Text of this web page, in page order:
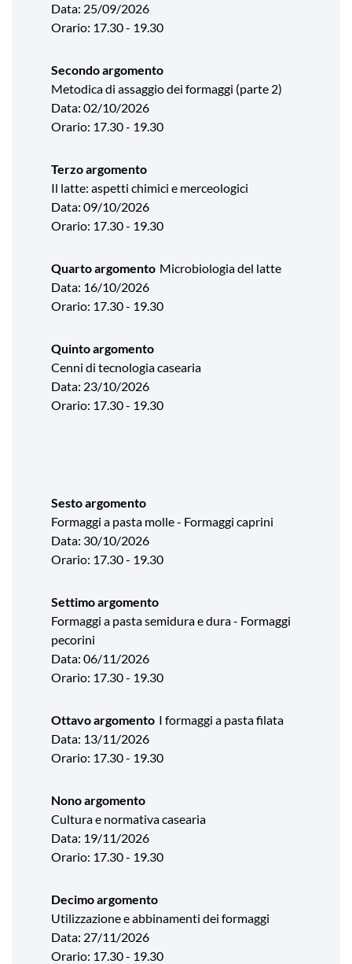
Data: 25/09/2026
Orario: 17.30 - 19.30
Secondo argomento
Metodica di assaggio dei formaggi (parte 2)
Data: 02/10/2026
Orario: 17.30 - 19.30
Terzo argomento
Il latte: aspetti chimici e merceologici
Data: 09/10/2026
Orario: 17.30 - 19.30
Quarto argomento Microbiologia del latte
Data: 16/10/2026
Orario: 17.30 - 19.30
Quinto argomento
Cenni di tecnologia casearia
Data: 23/10/2026
Orario: 17.30 - 19.30
Sesto argomento
Formaggi a pasta molle - Formaggi caprini
Data: 30/10/2026
Orario: 17.30 - 19.30
Settimo argomento
Formaggi a pasta semidura e dura - Formaggi
pecorini
Data: 06/11/2026
Orario: 17.30 - 19.30
Ottavo argomento I formaggi a pasta filata
Data: 13/11/2026
Orario: 17.30 - 19.30
Nono argomento
Cultura e normativa casearia
Data: 19/11/2026
Orario: 17.30 - 19.30
Decimo argomento
Utilizzazione e abbinamenti dei formaggi
Data: 27/11/2026
Orario: 17.30 - 19.30